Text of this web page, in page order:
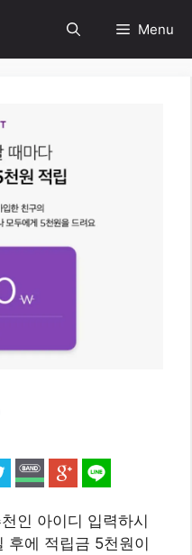
Menu
인 아이디 입력하시
후에 적립금 5천원이